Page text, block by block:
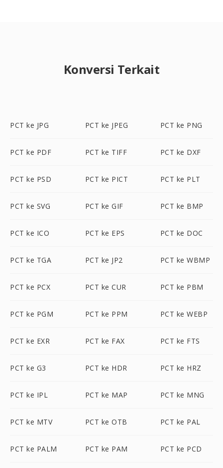
Konversi Terkait
PCT ke JPG PCT ke JPEG PCT ke PNG
PCT ke PDF PCT ke TIFF PCT ke DXF
PCT ke PSD PCT ke PICT PCT ke PLT
PCT ke SVG PCT ke GIF PCT ke BMP
PCT ke ICO PCT ke EPS PCT ke DOC
PCT ke TGA PCT ke JP2 PCT ke WBMP
PCT ke PCX PCT ke CUR PCT ke PBM
PCT ke PGM PCT ke PPM PCT ke WEBP
PCT ke EXR PCT ke FAX PCT ke FTS
PCT ke G3 PCT ke HDR PCT ke HRZ
PCT ke IPL PCT ke MAP PCT ke MNG
PCT ke MTV PCT ke OTB PCT ke PAL
PCT ke PALM PCT ke PAM PCT ke PCD